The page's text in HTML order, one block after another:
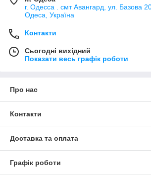
г. Одесса . смт Авангард, ул. Базова
Одеса, Україна
Контакти
Сьогодні вихідний
Показати весь графік роботи
Про нас
Контакти
Доставка та оплата
Графік роботи